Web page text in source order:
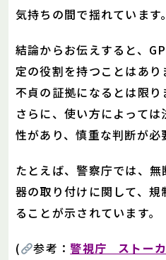
気持ちの間で揺れています。
結論からお伝えすると、
定の役割を持つことはあ
不貞の証拠になるとは限り
さらに、使い方によって
性があり、慎重な判断が必
たとえば、警察庁では、
器の取り付けに関して、
ることが示されています。
( 参考：警視庁 ストー